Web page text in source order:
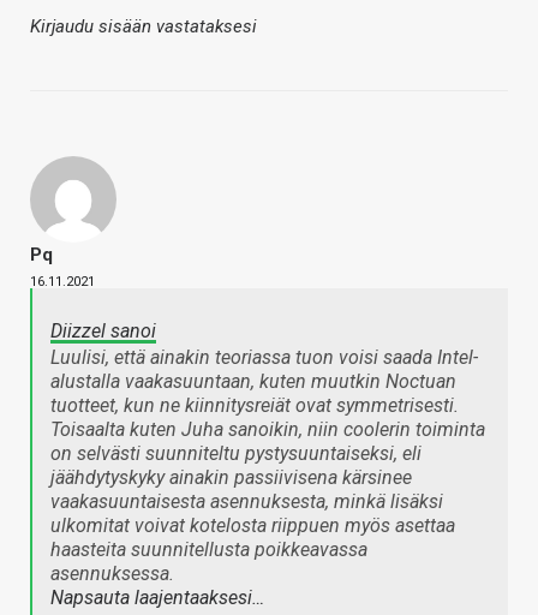
Kirjaudu sisään vastataksesi
Pq
16.11.2021
Diizzel sanoi
Luulisi, että ainakin teoriassa tuon voisi saada Intel-
alustalla vaakasuuntaan, kuten muutkin Noctuan
tuotteet, kun ne kiinnitysreiät ovat symmetrisesti.
Toisaalta kuten Juha sanoikin, niin coolerin toiminta
on selvästi suunniteltu pystysuuntaiseksi, eli
jäähdytyskyky ainakin passiivisena kärsinee
vaakasuuntaisesta asennuksesta, minkä lisäksi
ulkomitat voivat kotelosta riippuen myös asettaa
haasteita suunnitellusta poikkeavassa
asennuksessa.
Napsauta laajentaaksesi…